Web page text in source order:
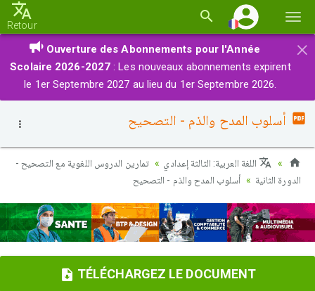
la
Retour
×
Ouverture des Abonnements pour l'Année
Scolaire 2026-2027 : Les nouveaux abonnements expirent
le 1er Septembre 2027 au lieu du 1er Septembre 2026.
أسلوب المدح والذم - التصحيح
اللغة العربية: الثالثة إعدادي
تمارين الدروس اللغوية مع التصحيح -
الدورة الثانية
أسلوب المدح والذم - التصحيح
TÉLÉCHARGEZ LE DOCUMENT